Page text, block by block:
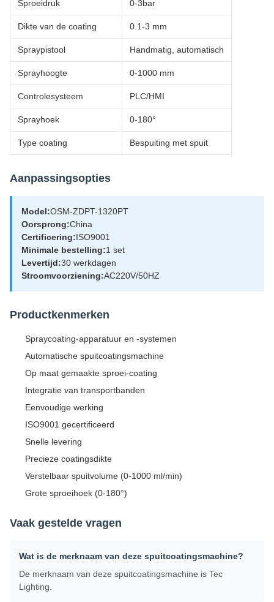
Sproeidruk 0-3bar
Dikte van de coating 0.1-3 mm
Spraypistool Handmatig, automatisch
Sprayhoogte 0-1000 mm
Controlesysteem PLC/HMI
Sprayhoek 0-180°
Type coating Bespuiting met spuit
Aanpassingsopties
Model:OSM-ZDPT-1320PT
Oorsprong:China
Certificering:ISO9001
Minimale bestelling:1 set
Levertijd:30 werkdagen
Stroomvoorziening:AC220V/50HZ
Productkenmerken
Spraycoating-apparatuur en -systemen
Automatische spuitcoatingsmachine
Op maat gemaakte sproei-coating
Integratie van transportbanden
Eenvoudige werking
ISO9001 gecertificeerd
Snelle levering
Precieze coatingsdikte
Verstelbaar spuitvolume (0-1000 ml/min)
Grote sproeihoek (0-180°)
Vaak gestelde vragen
Wat is de merknaam van deze spuitcoatingsmachine?
De merknaam van deze spuitcoatingsmachine is Tec
Lighting.